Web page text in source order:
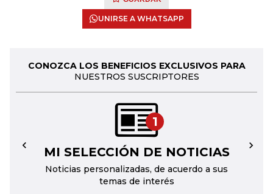
UNIRSE A WHATSAPP
CONOZCA LOS BENEFICIOS EXCLUSIVOS PARA
NUESTROS SUSCRIPTORES
1
MI SELECCIÓN DE NOTICIAS
Noticias personalizadas, de acuerdo a sus
temas de interés
← →